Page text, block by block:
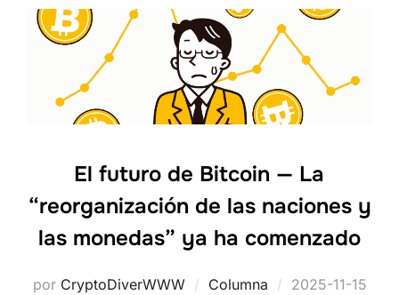
El futuro de Bitcoin — La
“reorganización de las naciones y
las monedas” ya ha comenzado
por CryptoDiverWWW Columna
Publicado
2025-11-15